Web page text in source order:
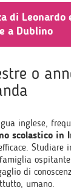
di Leonardo
a Dublino
o
inglese,
scolastico in
Studiare
di
umano.